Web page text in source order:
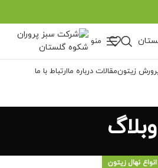
منو
زیتونمقالات درباره ماارتباط با ما
وبلاگ
انواع نهال زیتون